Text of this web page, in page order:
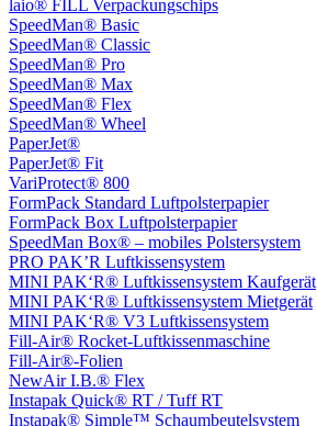
laio® FILL Verpackungschips
SpeedMan® Basic
SpeedMan® Classic
SpeedMan® Pro
SpeedMan® Max
SpeedMan® Flex
SpeedMan® Wheel
PaperJet®
PaperJet® Fit
VariProtect® 800
FormPack Standard Luftpolsterpapier
FormPack Box Luftpolsterpapier
SpeedMan Box® – mobiles Polstersystem
PRO PAK’R Luftkissensystem
MINI PAK‘R® Luftkissensystem Kaufgerät
MINI PAK‘R® Luftkissensystem Mietgerät
MINI PAK‘R® V3 Luftkissensystem
Fill-Air® Rocket-Luftkissenmaschine
Fill-Air®-Folien
NewAir I.B.® Flex
Instapak Quick® RT / Tuff RT
Instapak® Simple™ Schaumbeutelsystem